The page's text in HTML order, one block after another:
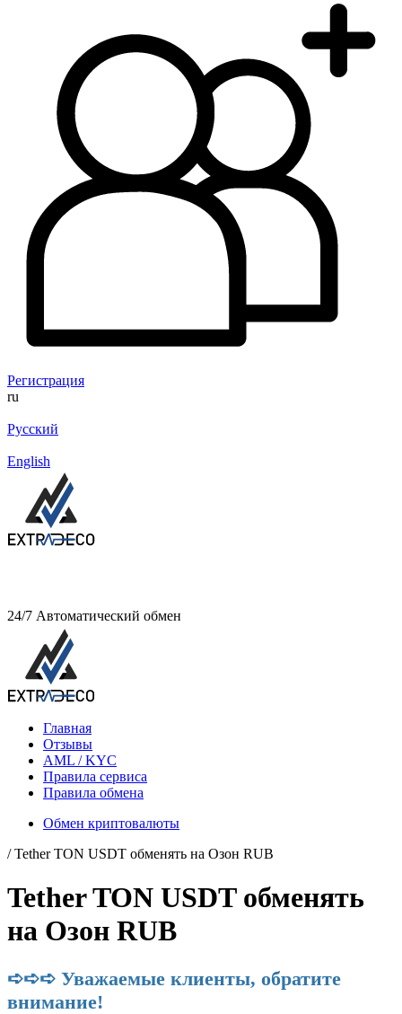
Регистрация
ru
Русский
English
24/7 Автоматический обмен
Главная
Отзывы
AML / KYC
Правила сервиса
Правила обмена
Обмен криптовалюты
/ Tether TON USDT обменять на Озон RUB
Tether TON USDT обменять
на Озон RUB
➪➪➪ Уважаемые клиенты, обратите
внимание!